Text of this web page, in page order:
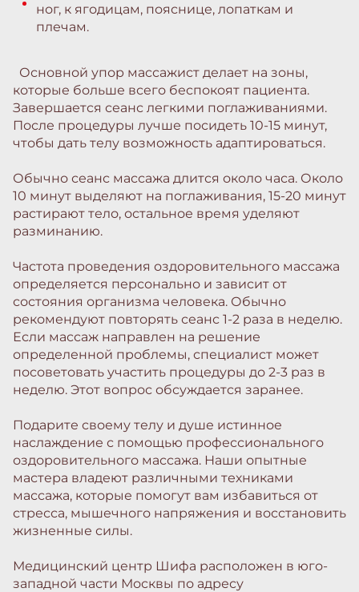
ног, к ягодицам, пояснице, лопаткам и
плечам.
Основной упор массажист делает на зоны,
которые больше всего беспокоят пациента.
Завершается сеанс легкими поглаживаниями.
После процедуры лучше посидеть 10-15 минут,
чтобы дать телу возможность адаптироваться.
Обычно сеанс массажа длится около часа. Около
10 минут выделяют на поглаживания, 15-20 минут
растирают тело, остальное время уделяют
разминанию.
Частота проведения оздоровительного массажа
определяется персонально и зависит от
состояния организма человека. Обычно
рекомендуют повторять сеанс 1-2 раза в неделю.
Если массаж направлен на решение
определенной проблемы, специалист может
посоветовать участить процедуры до 2-3 раз в
неделю. Этот вопрос обсуждается заранее.
Подарите своему телу и душе истинное
наслаждение с помощью профессионального
оздоровительного массажа. Наши опытные
мастера владеют различными техниками
массажа, которые помогут вам избавиться от
стресса, мышечного напряжения и восстановить
жизненные силы.
Медицинский центр Шифа расположен в юго-
западной части Москвы по адресу